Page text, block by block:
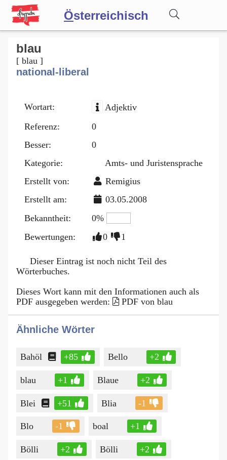
Österreichisch
Wörterbuch
Forum
Blog
blau
[ blau ]
national-liberal
Wortart:
Adjektiv
Referenz:
0
Besser:
0
Kategorie:
Amts- und Juristensprache
Erstellt von:
Remigius
Erstellt am:
03.05.2008
Bekanntheit:
0%
Bewertungen:
0 1
Dieser Eintrag ist noch nicht Teil des
Wörterbuches.
Dieses Wort kann mit den Informationen auch als
PDF ausgegeben werden:
PDF von blau
Ähnliche Wörter
Bahöl +85 Bello +2
blau +1 Blaue +2
Blei +51 Blia -1
Blo -1 boal +1
Bölli +2 Bölli +2